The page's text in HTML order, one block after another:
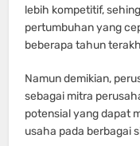
lebih kompetitif,
pertumbuhan yang
beberapa tahun
Namun demikian,
sebagai mitra
potensial yang dapat
usaha pada berbagai